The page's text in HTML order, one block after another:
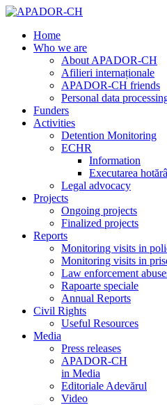
Home
Who we are
About APADOR-CH
Afilieri internaționale
APADOR-CH friends
Personal data
Funders
Activities
Detention Monitoring
ECHR
Information
Executarea
Legal advocacy
Projects
Ongoing projects
Finalized projects
Reports
Monitoring visits in
Monitoring visits in
Law enforcement
Rapoarte speciale
Annual Reports
Civil Rights
Useful Resources
Media
Press releases
APADOR-CH
in Media
Editoriale Adevărul
Video